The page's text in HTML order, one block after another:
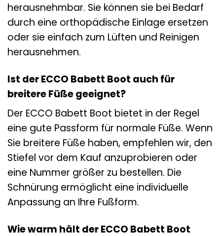
herausnehmbar. Sie können sie bei Bedarf
durch eine orthopädische Einlage ersetzen
oder sie einfach zum Lüften und Reinigen
herausnehmen.
Ist der ECCO Babett Boot auch für
breitere Füße geeignet?
Der ECCO Babett Boot bietet in der Regel
eine gute Passform für normale Füße. Wenn
Sie breitere Füße haben, empfehlen wir, den
Stiefel vor dem Kauf anzuprobieren oder
eine Nummer größer zu bestellen. Die
Schnürung ermöglicht eine individuelle
Anpassung an Ihre Fußform.
Wie warm hält der ECCO Babett Boot